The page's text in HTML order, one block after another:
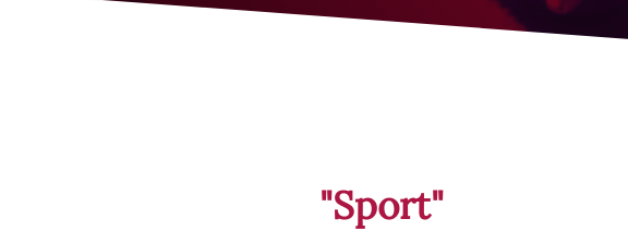
"Sport"